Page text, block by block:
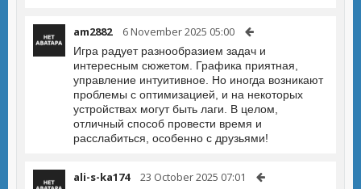
am2882 6 November 2025 05:00
Игра радует разнообразием задач и
интересным сюжетом. Графика приятная,
управление интуитивное. Но иногда возникают
проблемы с оптимизацией, и на некоторых
устройствах могут быть лаги. В целом,
отличный способ провести время и
расслабиться, особенно с друзьями!
ali-s-ka174 23 October 2025 07:01